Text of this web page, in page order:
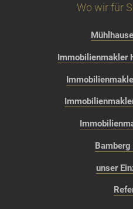
Wo wir für
Immobilienmakler
unser